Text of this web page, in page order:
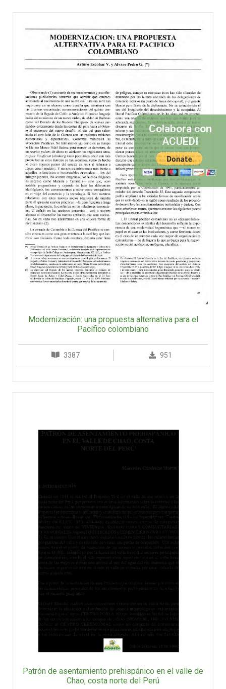
Modernización: una propuesta alternativa para el
Pacífico colombiano
3387 951
Patrón de asentamiento prehispánico en el valle de
Chao, costa norte del Perú
Colabora con
ACUEDI